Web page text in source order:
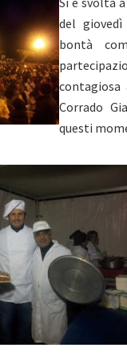
del
bontà
contagiosa
Corrado
questi